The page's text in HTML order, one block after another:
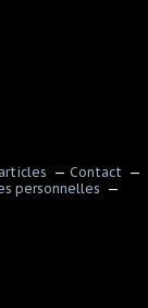
Contact
personnelles